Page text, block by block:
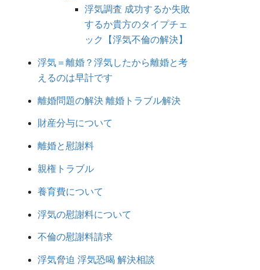
浮気調査 成功するか失敗
するか貴方のタイプチェ
ック【浮気不倫の解決】
浮気＝離婚？浮気したから離婚と考
えるのは早計です
離婚問題の解決 離婚トラブル解決
財産分与について
離婚と慰謝料
親権トラブル
養育費について
浮気の慰謝料について
不倫の慰謝料請求
浮気脅迫 浮気恐喝 解決相談